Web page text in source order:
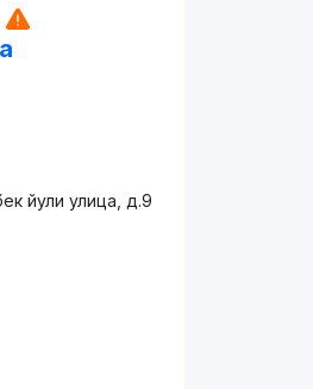
йули улица, д.9